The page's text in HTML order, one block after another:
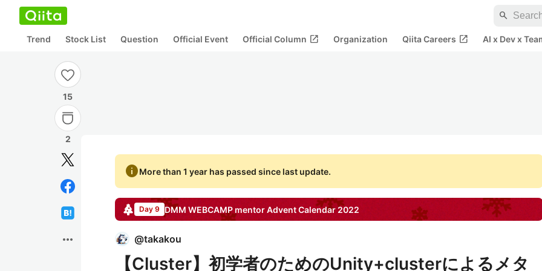
search
Trend Stock List Question Official Event Official Column open_in_new Organization Qiita Careers open_in_new AI x Dev x
15
2
more_horiz
infoMore than 1 year has passed since last update.
Day 9 DMM WEBCAMP mentorAdvent Calendar2022
@takakou
【Cluster】初学者のためのUnity+clusterによるメタ